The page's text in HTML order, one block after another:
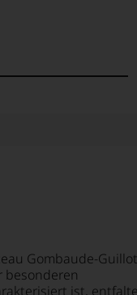
Gombaude-Guillot
besonderen
ist,